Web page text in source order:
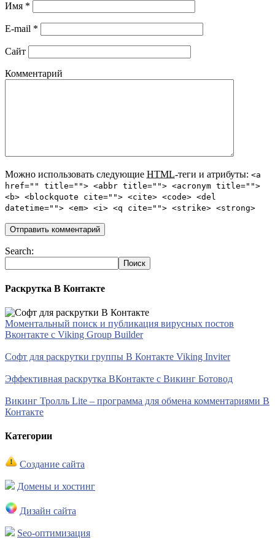
Имя *
E-mail *
Сайт
Комментарий
Можно использовать следующие HTML-теги и атрибуты: <a
href="" title=""> <abbr title=""> <acronym title="">
<b> <blockquote cite=""> <cite> <code> <del
datetime=""> <em> <i> <q cite=""> <strike> <strong>
Search:
Раскрутка В Контакте
Моментальный поиск и публикация вирусных постов
Вконтакте с Viking Group Builder
Софт для раскрутки группы В Контакте Viking Inviter
Эффективная раскрутка ВКонтакте с Викинг Ботовод
Викинг Тролль Lite – программа для обмена комментариями В
Контакте
Категории
Создание сайта
Домены и хостинг
Дизайн сайта
Seo-оптимизация